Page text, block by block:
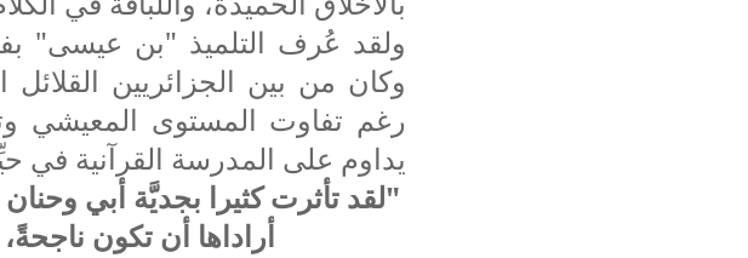
ولقد عُرف التلميذ "بن عيسى"
وكان من بين الجزائريين
رغم تفاوت المستوى المعيشي
يداوم على المدرسة القرآنية في
"لقد تأثرت كثيرا بجديَّة أبي
أراداها أن تكون